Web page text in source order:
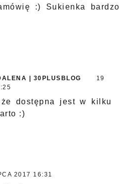
:) Sukienka bardzo
| 30PLUSBLOG
19
że dostępna jest w kilku
:)
2017 16:31